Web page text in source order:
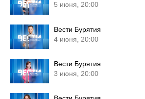
5 июня, 20:00
Вести Бурятия
4 июня, 20:00
Вести Бурятия
3 июня, 20:00